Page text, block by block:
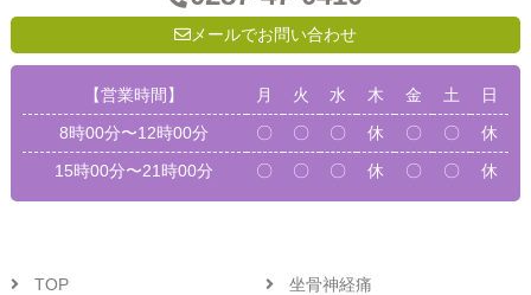
メールでお問い合わせ
【営業時間】 月 火 水 木 金 土
日
8時00分〜12時00分
〇 〇 〇 休 〇 〇
休
15時00分〜21時00分
〇 〇 〇 休 〇 〇 休
TOP
坐骨神経痛